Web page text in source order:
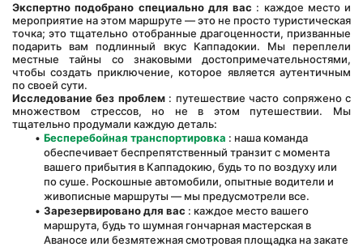
Экспертно подобрано специально для вас : каждое место и
мероприятие на этом маршруте — это не просто туристическая
точка; это тщательно отобранные драгоценности, призванные
подарить вам подлинный вкус Каппадокии. Мы переплели
местные тайны со знаковыми достопримечательностями,
чтобы создать приключение, которое является аутентичным
по своей сути.
Исследование без проблем : путешествие часто сопряжено с
множеством стрессов, но не в этом путешествии. Мы
тщательно продумали каждую деталь:
Бесперебойная транспортировка : наша команда
обеспечивает беспрепятственный транзит с момента
вашего прибытия в Каппадокию, будь то по воздуху или
по суше. Роскошные автомобили, опытные водители и
живописные маршруты — мы предусмотрели все.
Зарезервировано для вас : каждое место вашего
маршрута, будь то шумная гончарная мастерская в
Аваносе или безмятежная смотровая площадка на закате